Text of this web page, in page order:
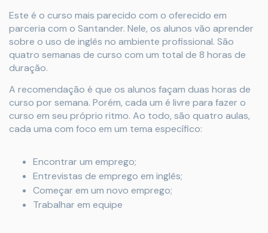
Este é o curso mais parecido com o oferecido em
parceria com o Santander. Nele, os alunos vão aprender
sobre o uso de inglês no ambiente profissional. São
quatro semanas de curso com um total de 8 horas de
duração.
A recomendação é que os alunos façam duas horas de
curso por semana. Porém, cada um é livre para fazer o
curso em seu próprio ritmo. Ao todo, são quatro aulas,
cada uma com foco em um tema específico:
Encontrar um emprego;
Entrevistas de emprego em inglês;
Começar em um novo emprego;
Trabalhar em equipe